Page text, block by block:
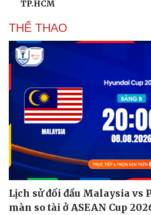
Du lịch
Tư vấn
Săn Tour
TP.HCM
THỂ THAO
Lịch sử đối đầu Malaysia vs
màn so tài ở ASEAN Cup